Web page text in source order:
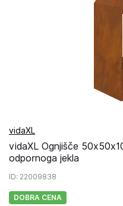
vidaXL
vidaXL Ognjišče
odpornoga jekla
ID: 22009838
DOBRA CENA